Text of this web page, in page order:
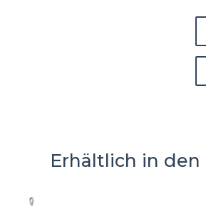
Erhältlich in den